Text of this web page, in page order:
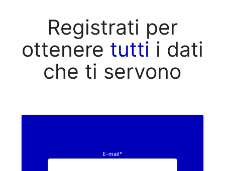
Registrati per
ottenere tutti i dati
che ti servono
E-mail*